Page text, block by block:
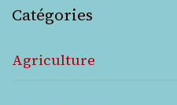
Catégories
Agriculture